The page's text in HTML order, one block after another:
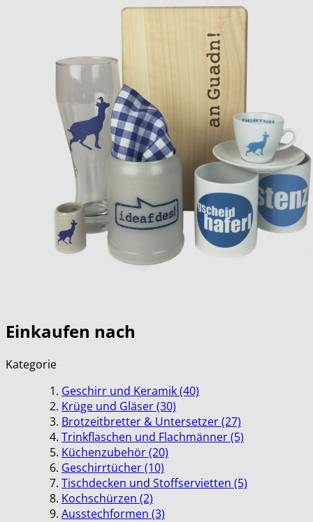
Einkaufen nach
Kategorie
Geschirr und Keramik(40)
Krüge und Gläser(30)
Brotzeitbretter & Untersetzer(27)
Trinkflaschen und Flachmänner(5)
Küchenzubehör(20)
Geschirrtücher(10)
Tischdecken und Stoffservietten (5)
Kochschürzen (2)
Ausstechformen (3)